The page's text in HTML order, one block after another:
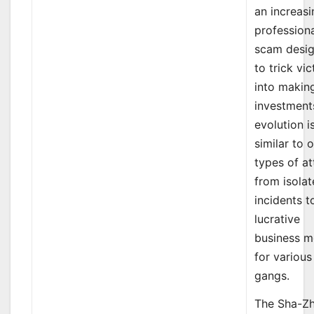
an
scam
to trick
into
evolution
similar to
types of
from
incidents
lucrative
business
for
gangs.
The Sha-